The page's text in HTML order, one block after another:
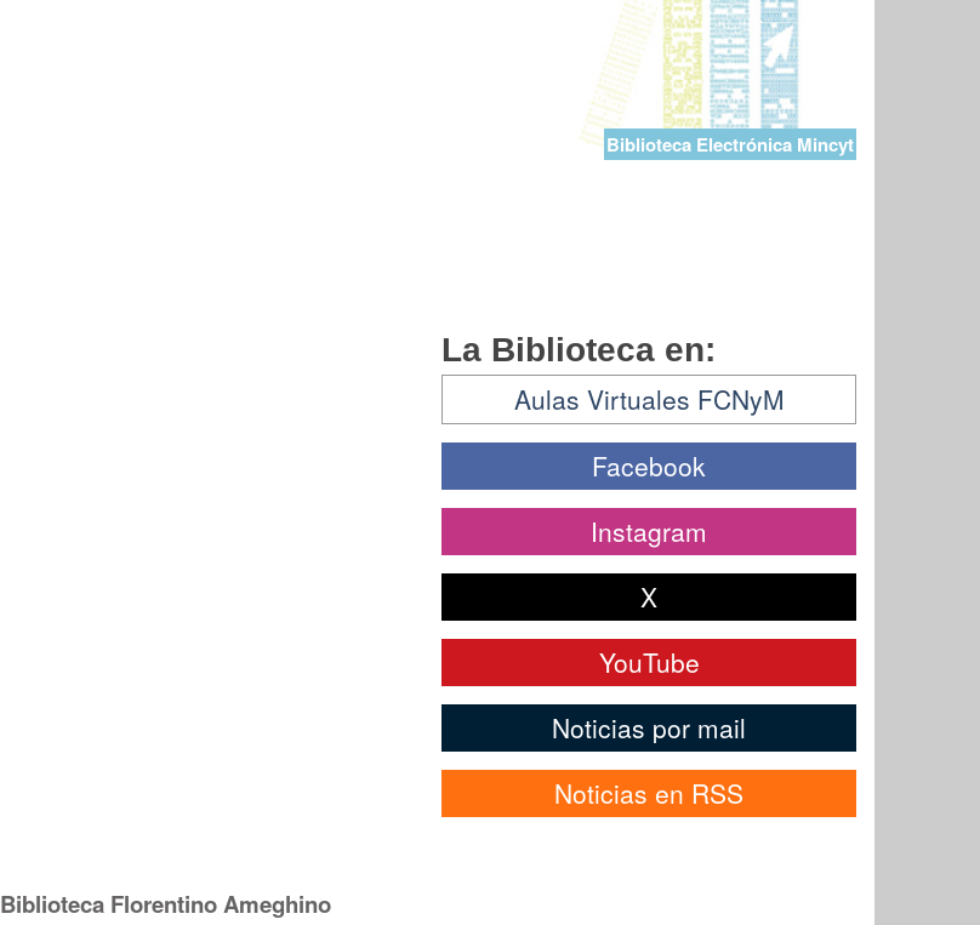
Biblioteca Electrónica Mincyt
La Biblioteca en:
Aulas Virtuales FCNyM
Facebook
Instagram
X
YouTube
Noticias por mail
Noticias en RSS
Biblioteca Florentino Ameghino